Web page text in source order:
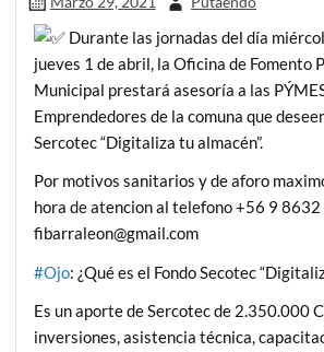
Durante las jornadas del día
jueves 1 de abril, la Oficina de Fomento
Municipal prestará asesoría a las
Emprendedores de la comuna que
Sercotec “Digitaliza tu almacén”.
Por motivos sanitarios y de aforo
hora de atencion al telefono +56 9
fibarraleon@gmail.com
#Ojo: ¿Qué es el Fondo Secotec
Es un aporte de Sercotec de 2.350.000
inversiones, asistencia técnica,